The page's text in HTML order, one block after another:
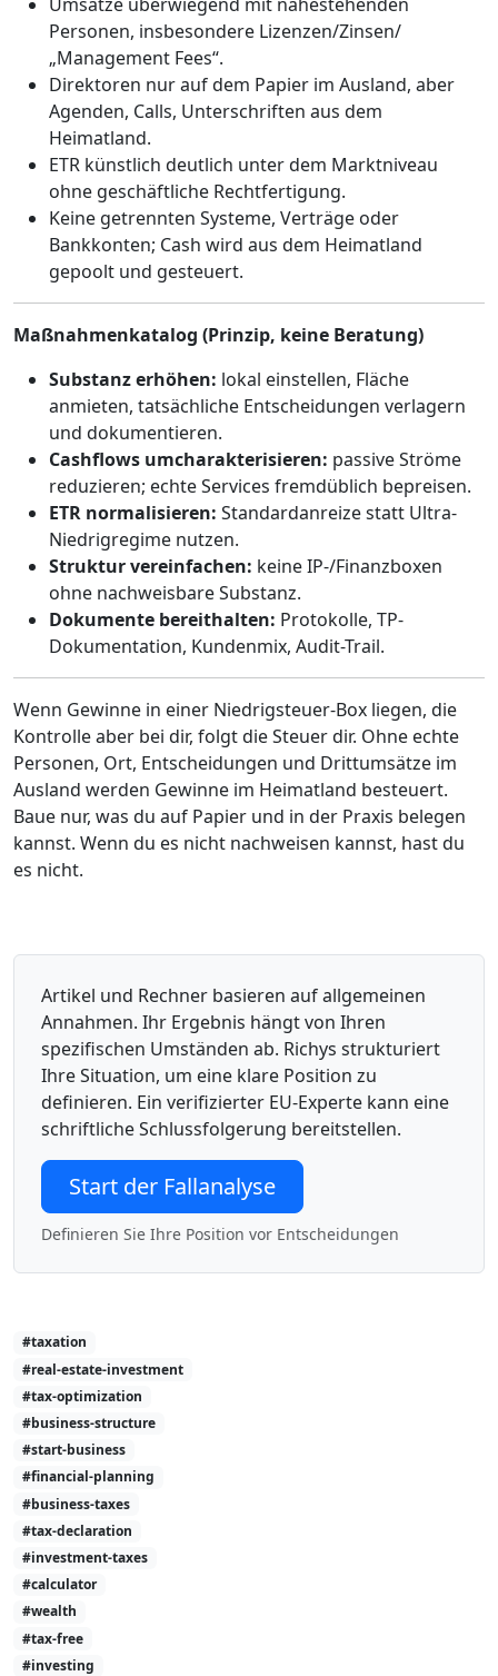
Umsätze überwiegend mit nahestehenden
Personen, insbesondere Lizenzen/Zinsen/
„Management Fees“.
Direktoren nur auf dem Papier im Ausland, aber
Agenden, Calls, Unterschriften aus dem
Heimatland.
ETR künstlich deutlich unter dem Marktniveau
ohne geschäftliche Rechtfertigung.
Keine getrennten Systeme, Verträge oder
Bankkonten; Cash wird aus dem Heimatland
gepoolt und gesteuert.
Maßnahmenkatalog (Prinzip, keine Beratung)
Substanz erhöhen: lokal einstellen, Fläche
anmieten, tatsächliche Entscheidungen verlagern
und dokumentieren.
Cashflows umcharakterisieren: passive Ströme
reduzieren; echte Services fremdüblich bepreisen.
ETR normalisieren: Standard­anreize statt Ultra-
Niedrigregime nutzen.
Struktur vereinfachen: keine IP-/Finanzboxen
ohne nachweisbare Substanz.
Dokumente bereithalten: Protokolle, TP-
Dokumentation, Kundenmix, Audit-Trail.
Wenn Gewinne in einer Niedrigsteuer-Box liegen, die
Kontrolle aber bei dir, folgt die Steuer dir. Ohne echte
Personen, Ort, Entscheidungen und Drittumsätze im
Ausland werden Gewinne im Heimatland besteuert.
Baue nur, was du auf Papier und in der Praxis belegen
kannst. Wenn du es nicht nachweisen kannst, hast du
es nicht.
Artikel und Rechner basieren auf allgemeinen
Annahmen. Ihr Ergebnis hängt von Ihren
spezifischen Umständen ab. Richys strukturiert
Ihre Situation, um eine klare Position zu
definieren. Ein verifizierter EU-Experte kann eine
schriftliche Schlussfolgerung bereitstellen.
Start der Fallanalyse
Definieren Sie Ihre Position vor Entscheidungen
#taxation
#real-estate-investment
#tax-optimization
#business-structure
#start-business
#financial-planning
#business-taxes
#tax-declaration
#investment-taxes
#calculator
#wealth
#tax-free
#investing